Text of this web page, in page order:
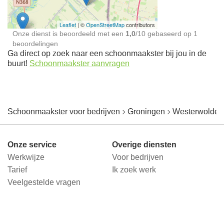
Leaflet | ©OpenStreetMapcontributors
Onze dienst is beoordeeld met een 1,0/10 gebaseerd op 1
beoordelingen
Ga direct op zoek naar een schoonmaakster bij jou in de
buurt! Schoonmaakster aanvragen
Schoonmaakster voor bedrijven Groningen Westerwolde
Onze service
Werkwijze
Tarief
Veelgestelde vragen
Overige diensten
Voor bedrijven
Ik zoek werk